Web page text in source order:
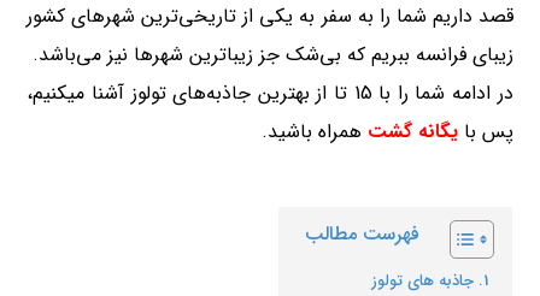
قصد داریم شما را به سفر به یکی از تاریخی‌ترین شهرهای کشور
زیبای فرانسه ببریم که بی‌شک جز زیباترین شهرها نیز می‌باشد.
در ادامه شما را با 15 تا از بهترین جاذبه‌های تولوز آشنا میکنیم،
پس بایگانه گشت همراه باشید.
فهرست مطالب
جاذبه های تولوز